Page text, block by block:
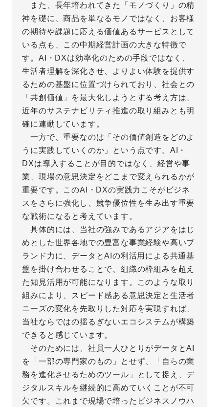
また、長年培われてきた「モノづくり」の精
神を礎に、商品を単なるモノではなく、お客様
の期待や課題に応える価値あるサービスとして
いる点も、この中期経営計画の大きな特徴で
す。AI・DXは効率化のための手段ではなく、
生活者理解を深化させ、よりよい体験を提供す
るための基盤に位置づけられており、社会との
「共創価値」を最大化しようとする考え方は、
近年のサステナビリティ推進の取り組みとも明
確に連動しています。
一方で、重要なのは「その価値創造をどのよ
うに実践していくのか」という点です。AI・
DXは導入することが目的ではなく、経営や事
業、現場の意思決定をどこまで変えられるかが
重要です。このAI・DXの実践力こそがビジネ
スをさらに強化し、競争優位性を生み出す重要
な戦術になると考えています。
具体的には、当社の強みであるアジアをはじ
めとした世界各地での豊富な事業経験や高いブ
ランド力に、データとAIの利活用による共通基
盤を掛け合わせることで、組織の枠組みを超え
た知見活用が可能になります。このような取り
組みにより、スピード感ある意思決定と生活者
ニーズの変化を先取りした対応を実現すれば、
当社ならではの揺るぎないエコシステムが構築
できると感じています。
そのためには、社員一人ひとりがデータとAI
を「一部の専門家のもの」とせず、「自らの業
務を進化させるためのツール」として捉え、デ
ジタルスキルを継続的に高めていくことが不可
欠です。これまで現場で培ったビジネスノウハ